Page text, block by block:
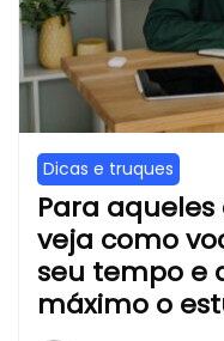
Dicas e truques
Para
veja como
seu tempo e
máximo o